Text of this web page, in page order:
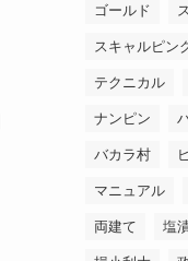
ゴールド
スキャルピン
テクニカル
ナンピン
バカラ村
マニュアル
両建て 塩